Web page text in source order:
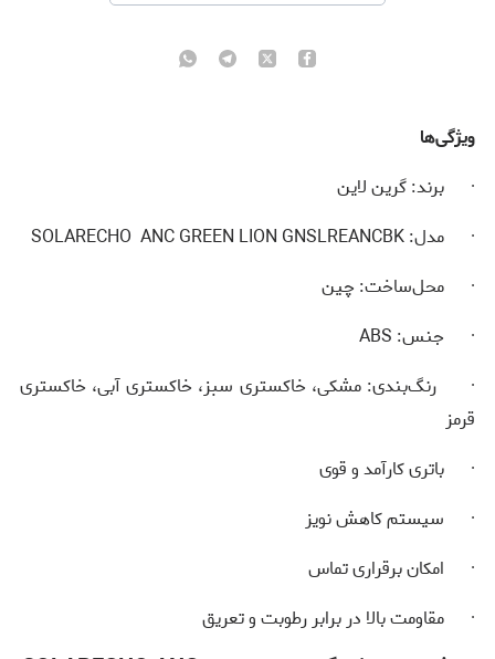
ویژگی‌ها
· برند: گرین لاین
· مدل: SOLARECHO ANC GREEN LION GNSLREANCBK
· محل‌ساخت: چین
· جنس: ABS
· رنگ‌بندی: مشکی، خاکستری سبز، خاکستری آبی، خاکستری
قرمز
· باتری کارآمد و قوی
· سیستم کاهش نویز
· امکان برقراری تماس
· مقاومت بالا در برابر رطوبت و تعریق